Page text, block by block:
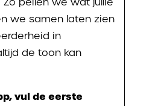
we samen laten zien
in
de toon kan
vul de eerste